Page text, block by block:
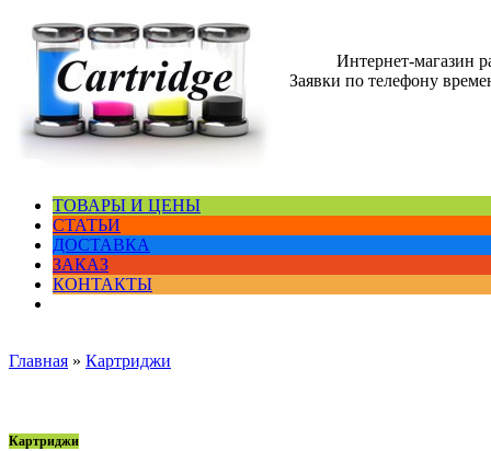
Интернет-магазин
Заявки по телефону
ТОВАРЫ И ЦЕНЫ
СТАТЬИ
ДОСТАВКА
ЗАКАЗ
КОНТАКТЫ
Главная » Картриджи
Картриджи